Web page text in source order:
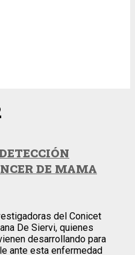
DE MAMA
del Conicet
De Siervi, quienes
desarrollando para
ante esta enfermedad